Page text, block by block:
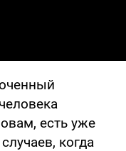
есть уже
когда